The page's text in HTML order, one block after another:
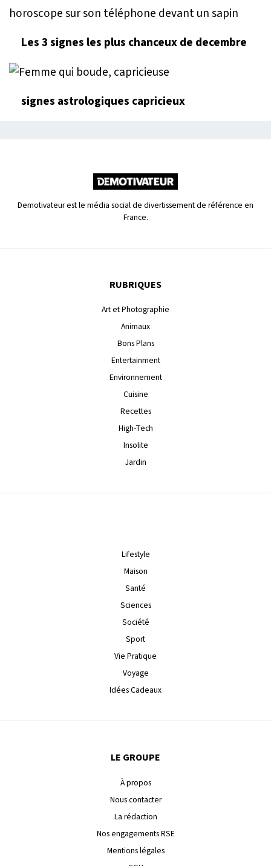
Les 3 signes les plus chanceux de decembre
signes astrologiques capricieux
Demotivateur est le média social de divertissement de référence en
France.
RUBRIQUES
Art et Photographie
Animaux
Bons Plans
Entertainment
Environnement
Cuisine
Recettes
High-Tech
Insolite
Jardin
Lifestyle
Maison
Santé
Sciences
Société
Sport
Vie Pratique
Voyage
Idées Cadeaux
LE GROUPE
À propos
Nous contacter
La rédaction
Nos engagements RSE
Mentions légales